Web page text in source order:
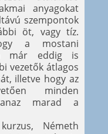
anyagokat
szempontok
öt, vagy tíz.
a mostani
már eddig is
vezetők átlagos
illetve hogy az
minden
marad a
Németh